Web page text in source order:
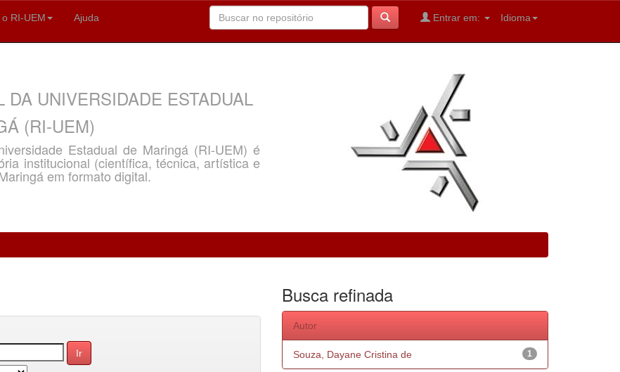
RI-UEM Ajuda Idioma
Entrar em:
UNIVERSIDADE ESTADUAL
(RI-UEM)
Estadual de Maringá (RI-UEM) é
institucional (científica, técnica, artística e
em formato digital.
Busca refinada
Autor
1
Souza, Dayane Cristina de